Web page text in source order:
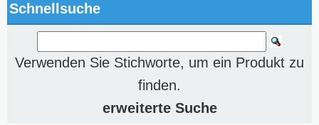
Schnellsuche
Verwenden Sie Stichworte, um ein Produkt zu
finden.
erweiterte Suche